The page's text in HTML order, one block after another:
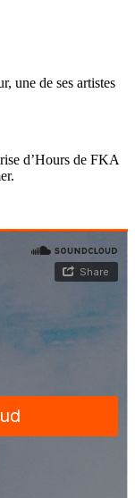
une de ses artistes
d’Hours de FKA